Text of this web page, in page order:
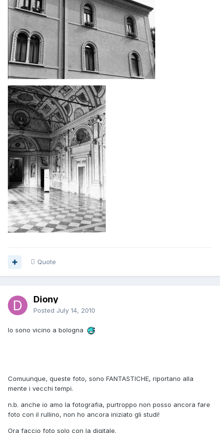
Quote
Diony
Posted July 14, 2010
Io sono vicino a bologna
Comuunque, queste foto, sono FANTASTICHE, riportano alla
mente i vecchi tempi.
n.b. anche io amo la fotografia, purtroppo non posso ancora fare
foto con il rullino, non ho ancora iniziato gli studi!
Ora faccio foto solo con la digitale.